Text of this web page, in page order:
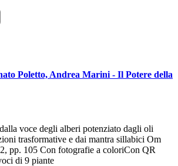
Poletto, Andrea Marini - Il Potere della
voce degli alberi potenziato dagli oli
trasformative e dai mantra sillabici Om
pp. 105 Con fotografie a coloriCon QR
di 9 piante